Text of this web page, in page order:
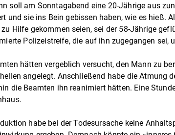
soll am Sonntagabend eine 20-Jährige aus
und sie ins Bein gebissen haben, wie es hieß.
Hilfe gekommen seien, sei der 58-Jährige
Polizeistreife, die auf ihn zugegangen sei,
hätten vergeblich versucht, den Mann zu
angelegt. Anschließend habe die Atmung
die Beamten ihn reanimiert hätten. Eine
habe bei der Todesursache keine